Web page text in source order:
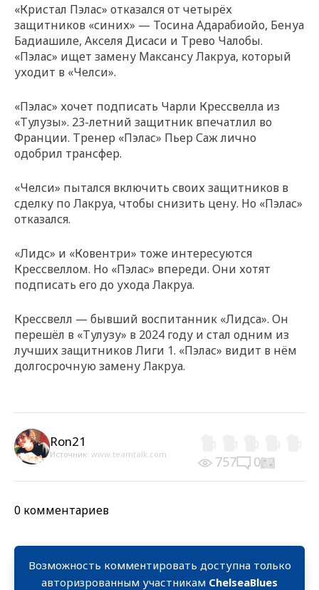
«Кристал Пэлас» отказался от четырёх
защитников «синих» — Тосина Адарабиойо, Бенуа
Бадиашиле, Акселя Дисаси и Трево Чалобы.
«Пэлас» ищет замену Максансу Лакруа, который
уходит в «Челси».
«Пэлас» хочет подписать Чарли Крессвелла из
«Тулузы». 23-летний защитник впечатлил во
Франции. Тренер «Пэлас» Пьер Саж лично
одобрил трансфер.
«Челси» пытался включить своих защитников в
сделку по Лакруа, чтобы снизить цену. Но «Пэлас»
отказался.
«Лидс» и «Ковентри» тоже интересуются
Крессвеллом. Но «Пэлас» впереди. Они хотят
подписать его до ухода Лакруа.
Крессвелл — бывший воспитанник «Лидса». Он
перешёл в «Тулузу» в 2024 году и стал одним из
лучших защитников Лиги 1. «Пэлас» видит в нём
долгосрочную замену Лакруа.
Ron21
Источник: www.teamtalk.com 757 0
0 комментариев
Возможность комментировать доступна только
авторизрованным участникам ChelseaBlues